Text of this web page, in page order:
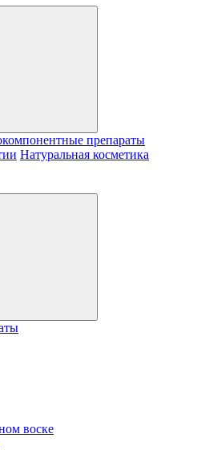
препараты
Натуральная косметика
воске